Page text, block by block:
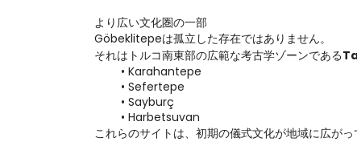
より広い文化圏の一部
Göbeklitepeは孤立した存在ではありません。
それはトルコ南東部の広範な考古学ゾーンである
Karahantepe
Sefertepe
Sayburç
Harbetsuvan
これらのサイトは、初期の儀式文化が地域に広がっ